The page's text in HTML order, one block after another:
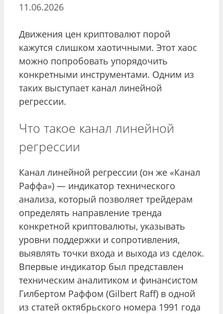
11.06.2026
Движения цен криптовалют порой
кажутся слишком хаотичными. Этот хаос
можно попробовать упорядочить
конкретными инструментами. Одним из
таких выступает канал линейной
регрессии.
Что такое канал линейной
регрессии
Канал линейной регрессии (он же «Канал
Раффа») — индикатор технического
анализа, который позволяет трейдерам
определять направление тренда
конкретной криптовалюты, указывать
уровни поддержки и сопротивления,
выявлять точки входа и выхода из сделок.
Впервые индикатор был представлен
техническим аналитиком и финансистом
Гилбертом Раффом (Gilbert Raff) в одной
из статей октябрьского номера 1991 года